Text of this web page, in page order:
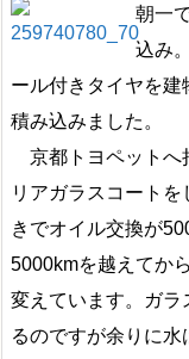
朝一
込み
ール付きタイヤを建
積み込みました。
京都トヨペットへ
リアガラスコート
きでオイル交換が
5000kmを越えてか
変えています。ガラ
るのですが余りに